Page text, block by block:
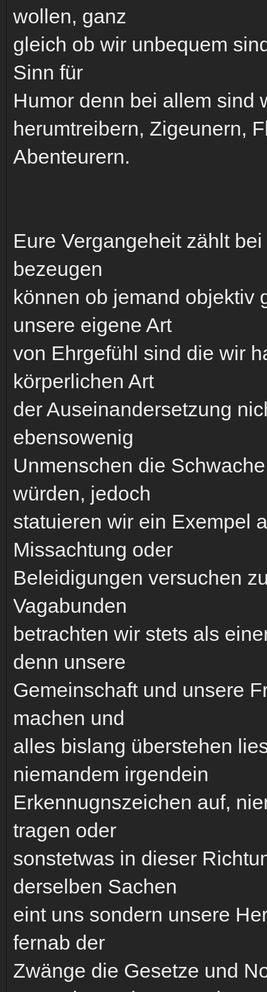
wollen, ganz
gleich ob wir unbequem
Sinn für
Humor denn bei allem sind
herumtreibern, Zigeunern,
Abenteurern.
Eure Vergangeheit zählt
bezeugen
können ob jemand objektiv
unsere eigene Art
von Ehrgefühl sind die wir
körperlichen Art
der Auseinandersetzung
ebensowenig
Unmenschen die
würden, jedoch
statuieren wir ein Exempel
Missachtung oder
Beleidigungen versuchen
Vagabunden
betrachten wir stets als
denn unsere
Gemeinschaft und unsere
machen und
alles bislang überstehen
niemandem irgendein
Erkennugnszeichen auf,
tragen oder
sonstetwas in dieser
derselben Sachen
eint uns sondern unsere
fernab der
Zwänge die Gesetze und